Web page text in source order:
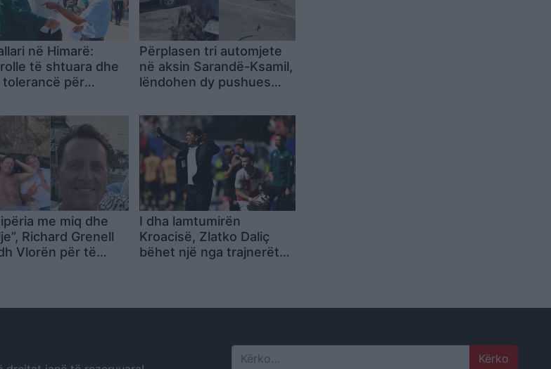
në Himarë:
të shtuara dhe
tolerancë për
Përplasen tri automjete
në aksin Sarandë-Ksamil,
lëndohen dy pushues
me miq dhe
Richard Grenell
Vlorën për të
I dha lamtumirën
Kroacisë, Zlatko Daliç
bëhet një nga trajnerët